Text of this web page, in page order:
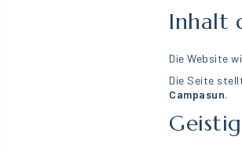
Inhalt
Die Website
Die Seite
Campasun.